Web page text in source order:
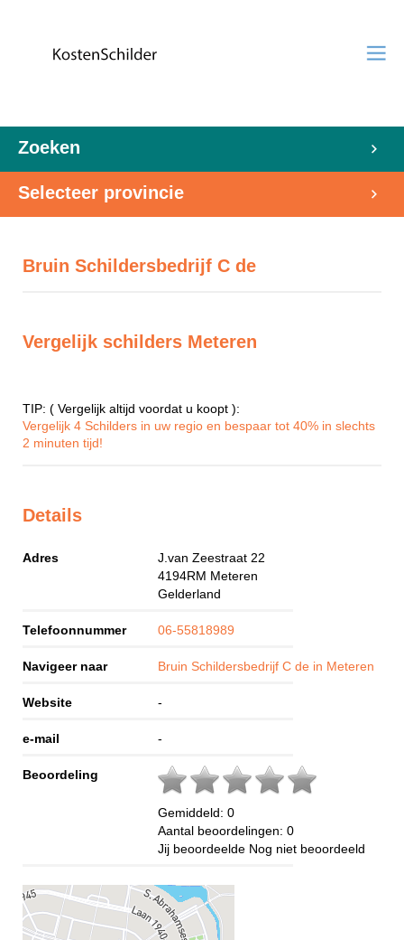
Zoeken
Selecteer provincie
Bruin Schildersbedrijf C de
Vergelijk schilders Meteren
TIP: ( Vergelijk altijd voordat u koopt ):
Vergelijk 4 Schilders in uw regio en bespaar tot 40% in slechts
2 minuten tijd!
Details
Adres
J.van Zeestraat 22
4194RM Meteren
Gelderland
Telefoonnummer 06-55818989
Navigeer naar Bruin Schildersbedrijf C de in Meteren
Website -
e-mail -
Beoordeling
Gemiddeld: 0
Aantal beoordelingen: 0
Jij beoordeelde Nog niet beoordeeld